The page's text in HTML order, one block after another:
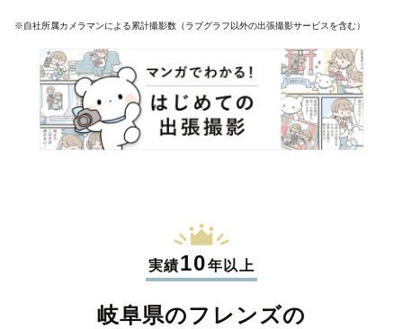
※自社所属カメラマンによる累計撮影数（ラブグラフ以外の出張撮影サービスを含む）
実績10年以上
岐阜県のフレンズの